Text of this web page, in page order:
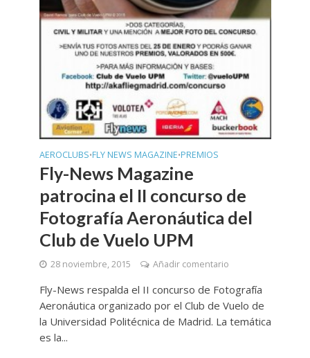
AEROCLUBS•FLY NEWS MAGAZINE•PREMIOS
Fly-News Magazine
patrocina el II concurso de
Fotografía Aeronáutica del
Club de Vuelo UPM
28 noviembre, 2015 Añadir comentario
Fly-News respalda el II concurso de Fotografía
Aeronáutica organizado por el Club de Vuelo de
la Universidad Politécnica de Madrid. La temática
es la...